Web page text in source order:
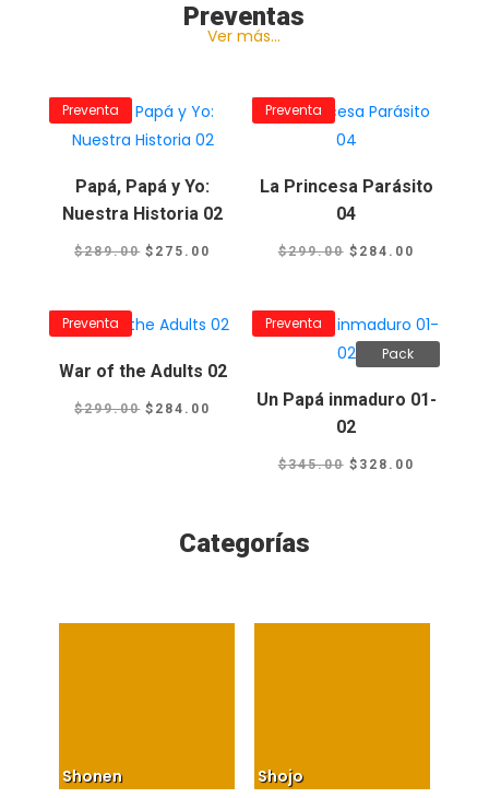
Preventas
Ver más…
Preventa
Papá, Papá y Yo:
Nuestra Historia 02
$289.00 El
era:
$289.00.
$ 275.00
es:
$275.00.
Preventa
La Princesa Parásito
04
$299.00 El
era:
$299.00.
$ 284.00
es:
$284.00.
Preventa
War of the Adults 02
$299.00 El
$ 284.00
Pack
Preventa
Un Papá inmaduro 01-
02
$345.00 El
$ 328.00
Categorías
Shonen Shojo